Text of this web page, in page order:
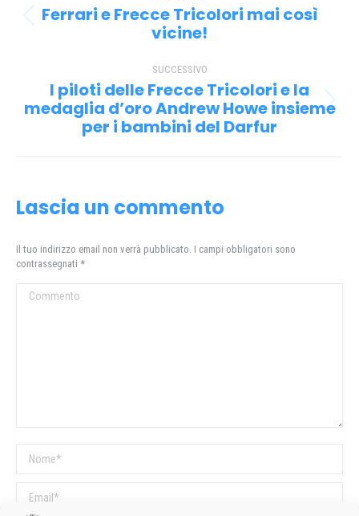
tra
Post
precedente:
Ferrari e Frecce Tricolori mai così
vicine!
SUCCESSIVO
Prossimo
post:
I piloti delle Frecce Tricolori e la
medaglia d’oro Andrew Howe insieme
per i bambini del Darfur
Lascia un commento
Il tuo indirizzo email non verrà pubblicato. I campi obbligatori sono
contrassegnati *
Commento
Nome *
Email *